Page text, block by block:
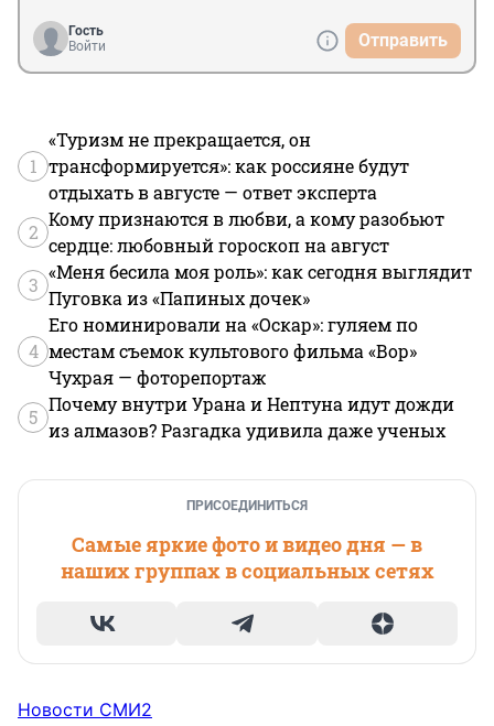
Гость
Войти
Отправить
1
«Туризм не прекращается, он
трансформируется»: как россияне будут
отдыхать в августе — ответ эксперта
2
Кому признаются в любви, а кому разобьют
сердце: любовный гороскоп на август
3
«Меня бесила моя роль»: как сегодня выглядит
Пуговка из «Папиных дочек»
4
Его номинировали на «Оскар»: гуляем по
местам съемок культового фильма «Вор»
Чухрая — фоторепортаж
5
Почему внутри Урана и Нептуна идут дожди
из алмазов? Разгадка удивила даже ученых
ПРИСОЕДИНИТЬСЯ
Самые яркие фото и видео дня — в
наших группах в социальных сетях
Новости СМИ2